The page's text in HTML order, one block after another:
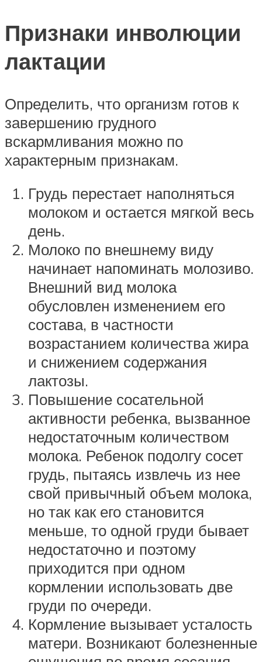
Признаки инволюции
лактации
Определить, что организм готов к
завершению грудного
вскармливания можно по
характерным признакам.
Грудь перестает наполняться
молоком и остается мягкой весь
день.
Молоко по внешнему виду
начинает напоминать молозиво.
Внешний вид молока
обусловлен изменением его
состава, в частности
возрастанием количества жира
и снижением содержания
лактозы.
Повышение сосательной
активности ребенка, вызванное
недостаточным количеством
молока. Ребенок подолгу сосет
грудь, пытаясь извлечь из нее
свой привычный объем молока,
но так как его становится
меньше, то одной груди бывает
недостаточно и поэтому
приходится при одном
кормлении использовать две
груди по очереди.
Кормление вызывает усталость
матери. Возникают болезненные